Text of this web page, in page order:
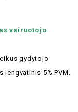
vairuotojo
gydytojo
5% PVM.